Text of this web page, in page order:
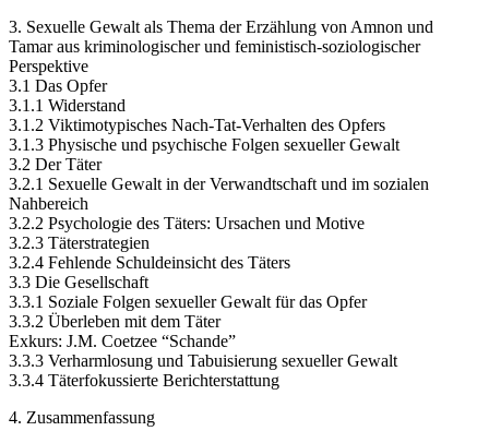
3. Sexuelle Gewalt als Thema der Erzählung von Amnon und
Tamar aus kriminologischer und feministisch-soziologischer
Perspektive
3.1 Das Opfer
3.1.1 Widerstand
3.1.2 Viktimotypisches Nach-Tat-Verhalten des Opfers
3.1.3 Physische und psychische Folgen sexueller Gewalt
3.2 Der Täter
3.2.1 Sexuelle Gewalt in der Verwandtschaft und im sozialen
Nahbereich
3.2.2 Psychologie des Täters: Ursachen und Motive
3.2.3 Täterstrategien
3.2.4 Fehlende Schuldeinsicht des Täters
3.3 Die Gesellschaft
3.3.1 Soziale Folgen sexueller Gewalt für das Opfer
3.3.2 Überleben mit dem Täter
Exkurs: J.M. Coetzee “Schande”
3.3.3 Verharmlosung und Tabuisierung sexueller Gewalt
3.3.4 Täterfokussierte Berichterstattung
4. Zusammenfassung